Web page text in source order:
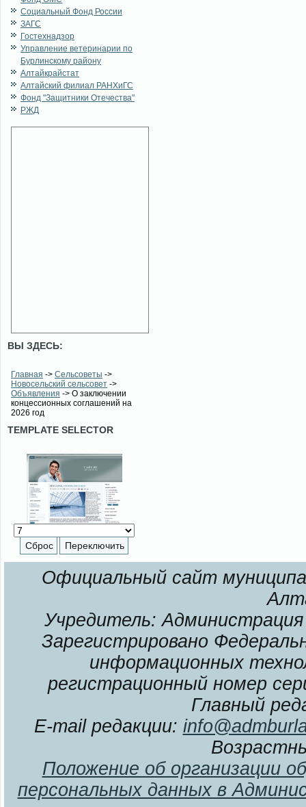
Социальный Фонд России
ЗАГС
Гостехнадзор
Управление ветеринарии по
Бурлинскому району
Алтайкрайстат
Алтайский филиал РАНХиГС
Фонд "Защитники Отечества"
РЖД
ВЫ ЗДЕСЬ:
Главная -> Сельсоветы ->
Новосельский сельсовет ->
Объявления -> О заключении
концессионных соглашений на
2026 год
TEMPLATE SELECTOR
Официальный сайт
Учредитель: Администрация
Зарегистрировано
информационных
регистрационный номер
Главный
E-mail редакции:
Положение об организации
персональных данных в